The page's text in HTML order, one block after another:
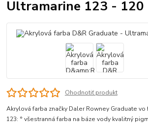
Ultramarine 123 - 120
Ohodnotiť produkt
Akrylová farba značky Daler Rowney Graduate vo
123: ° všestranná farba na báze vody kvalitný